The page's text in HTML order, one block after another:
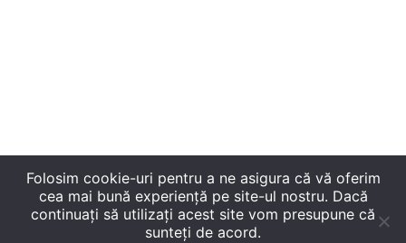
Folosim cookie-uri pentru a ne asigura că vă oferim
cea mai bună experiență pe site-ul nostru. Dacă
continuați să utilizați acest site vom presupune că
sunteți de acord.